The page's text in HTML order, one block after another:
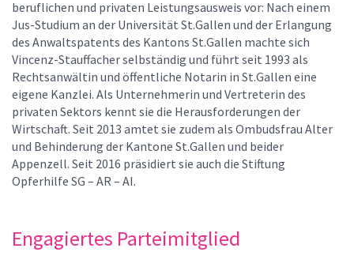
beruflichen und privaten Leistungsausweis vor: Nach einem
Jus-Studium an der Universität St.Gallen und der Erlangung
des Anwaltspatents des Kantons St.Gallen machte sich
Vincenz-Stauffacher selbständig und führt seit 1993 als
Rechtsanwältin und öffentliche Notarin in St.Gallen eine
eigene Kanzlei. Als Unternehmerin und Vertreterin des
privaten Sektors kennt sie die Herausforderungen der
Wirtschaft. Seit 2013 amtet sie zudem als Ombudsfrau Alter
und Behinderung der Kantone St.Gallen und beider
Appenzell. Seit 2016 präsidiert sie auch die Stiftung
Opferhilfe SG – AR – AI.
Engagiertes Parteimitglied